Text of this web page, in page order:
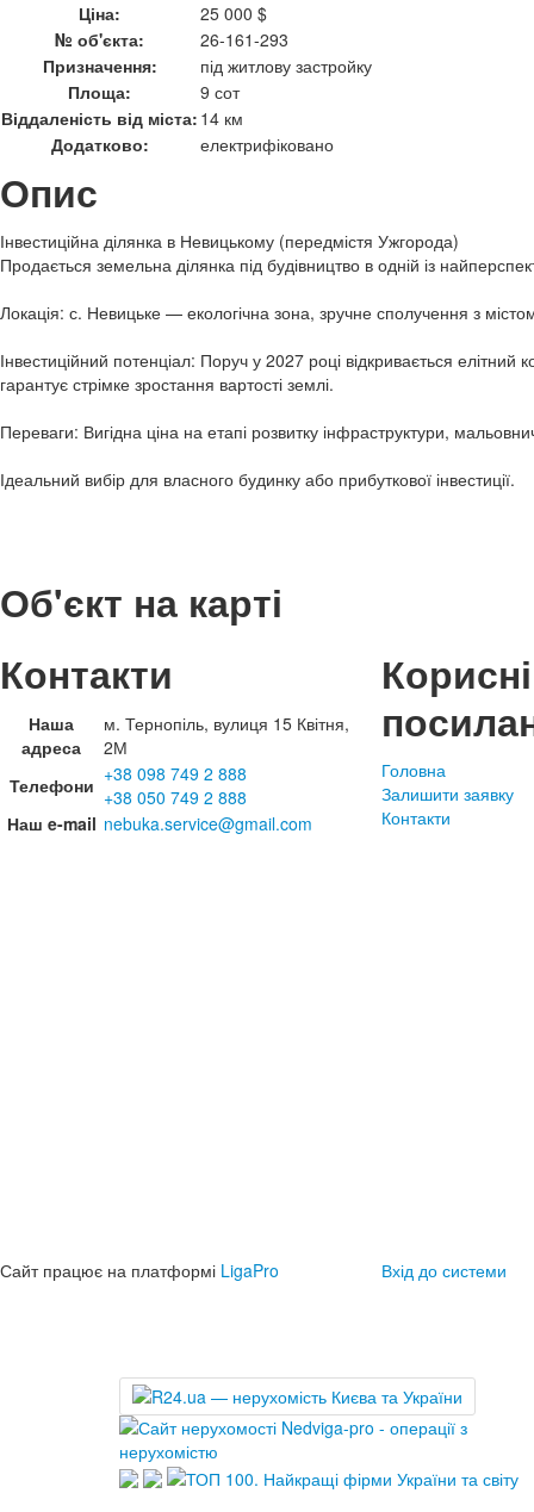
Ціна:
25 000 $
№ об'єкта:
26-161-293
Призначення:
під житлову застройку
Площа:
9 сот
Віддаленість від міста: 14 км
Додатково:
електрифіковано
Опис
Інвестиційна ділянка в Невицькому (передмістя Ужгорода)
Продається земельна ділянка під будівництво в одній із
Локація: с. Невицьке — екологічна зона, зручне сполучення з
Інвестиційний потенціал: Поруч у 2027 році відкривається
гарантує стрімке зростання вартості землі.
Переваги: Вигідна ціна на етапі розвитку інфраструктури,
Ідеальний вибір для власного будинку або прибуткової інвестиції.
Об'єкт на карті
Контакти
Наша
адреса
м. Тернопіль, вулиця 15 Квітня,
2М
Телефони +38 098 749 2 888
+38 050 749 2 888
Наш e-mail nebuka.service@gmail.com
Корисні
Головна
Залишити заявку
Контакти
Сайт працює на платформі LigaPro Вхід до системи